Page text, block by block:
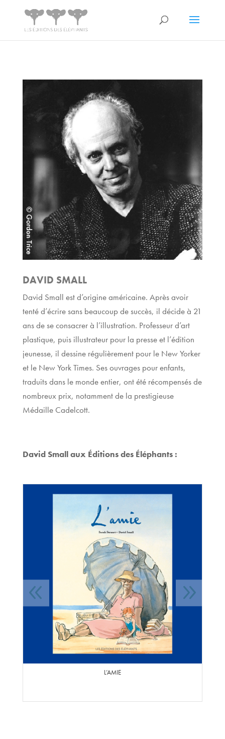
DAVID SMALL
David Small est d’origine américaine. Après avoir
tenté d’écrire sans beaucoup de succès, il décide à 21
ans de se consacrer à l’illustration. Professeur d’art
plastique, puis illustrateur pour la presse et l’édition
jeunesse, il dessine régulièrement pour le New Yorker
et le New York Times. Ses ouvrages pour enfants,
traduits dans le monde entier, ont été récompensés de
nombreux prix, notamment de la prestigieuse
Médaille Cadelcott.
David Small aux Éditions des Éléphants :
L’AMIE